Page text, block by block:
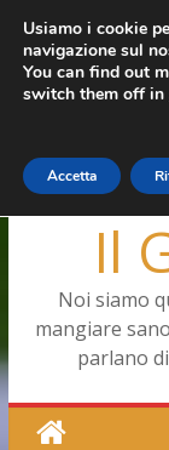
Salta
contenuto
Ultimo:
Il
Noi siamo
mangiare
parlano
Usiamo i cookie
navigazione sul
You can find out
switch them off in
Accetta